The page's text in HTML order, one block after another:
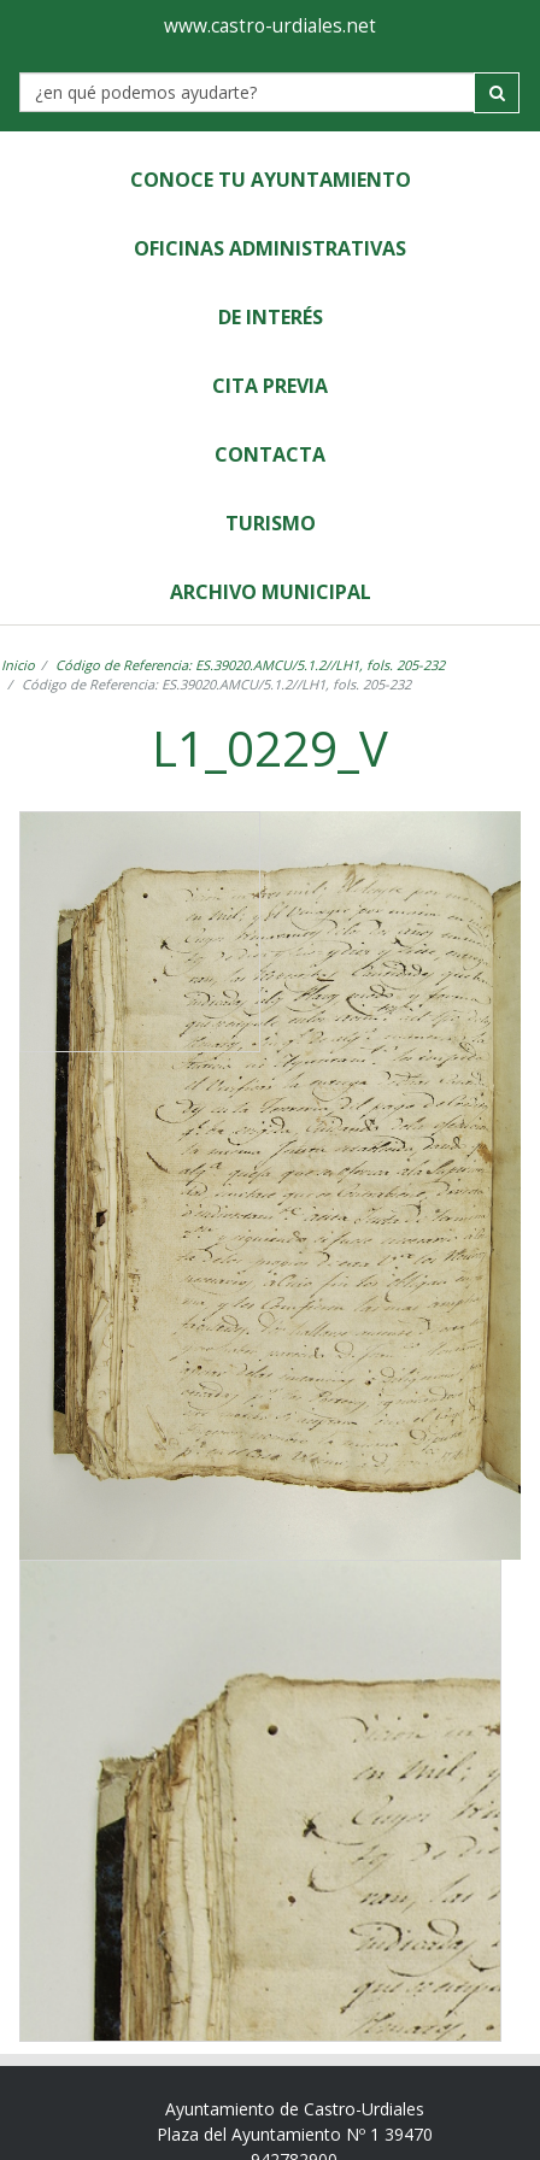
Ayuntamiento
de
Castro-
Urdiales
www.castro-urdiales.net
Label
CONOCE TU AYUNTAMIENTO
OFICINAS ADMINISTRATIVAS
DE INTERÉS
CITA PREVIA
CONTACTA
TURISMO
ARCHIVO MUNICIPAL
Inicio
Código de Referencia: ES.39020.AMCU/5.1.2//LH1, fols. 205-232
Código de Referencia: ES.39020.AMCU/5.1.2//LH1, fols. 205-232
L1_0229_V
Ayuntamiento de Castro-Urdiales
Plaza del Ayuntamiento Nº 1 39470